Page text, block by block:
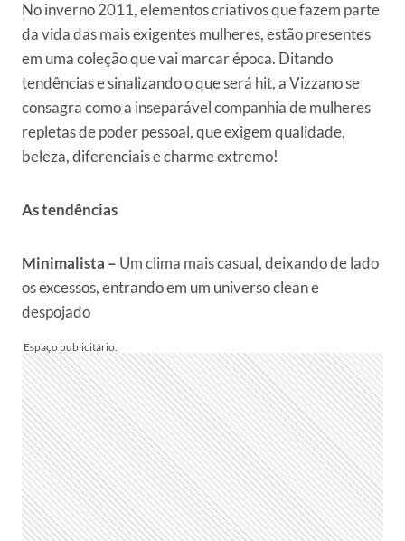
No inverno 2011, elementos criativos que fazem parte
da vida das mais exigentes mulheres, estão presentes
em uma coleção que vai marcar época. Ditando
tendências e sinalizando o que será hit, a Vizzano se
consagra como a inseparável companhia de mulheres
repletas de poder pessoal, que exigem qualidade,
beleza, diferenciais e charme extremo!
As tendências
Minimalista – Um clima mais casual, deixando de lado
os excessos, entrando em um universo clean e
despojado